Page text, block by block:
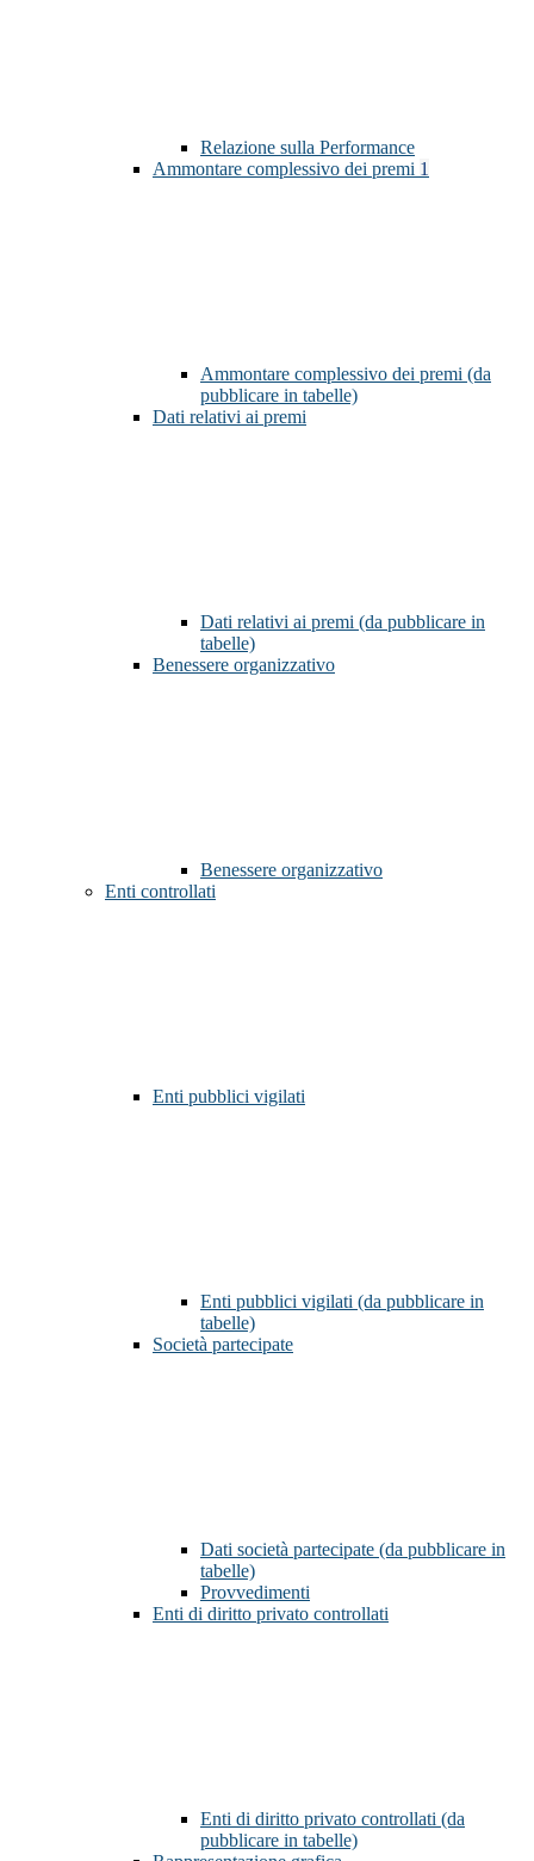
Relazione sulla Performance
Ammontare complessivo dei premi 1
Ammontare complessivo dei premi (da
pubblicare in tabelle)
Dati relativi ai premi
Dati relativi ai premi (da pubblicare in
tabelle)
Benessere organizzativo
Benessere organizzativo
Enti controllati
Enti pubblici vigilati
Enti pubblici vigilati (da pubblicare in
tabelle)
Società partecipate
Dati società partecipate (da pubblicare in
tabelle)
Provvedimenti
Enti di diritto privato controllati
Enti di diritto privato controllati (da
pubblicare in tabelle)